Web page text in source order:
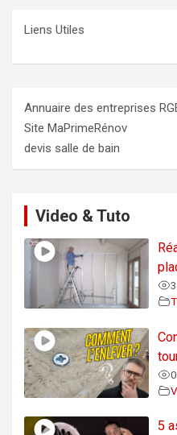
Liens Utiles
Annuaire des entreprises
Site MaPrimeRénov
devis salle de bain
Video & Tuto
3
0
5